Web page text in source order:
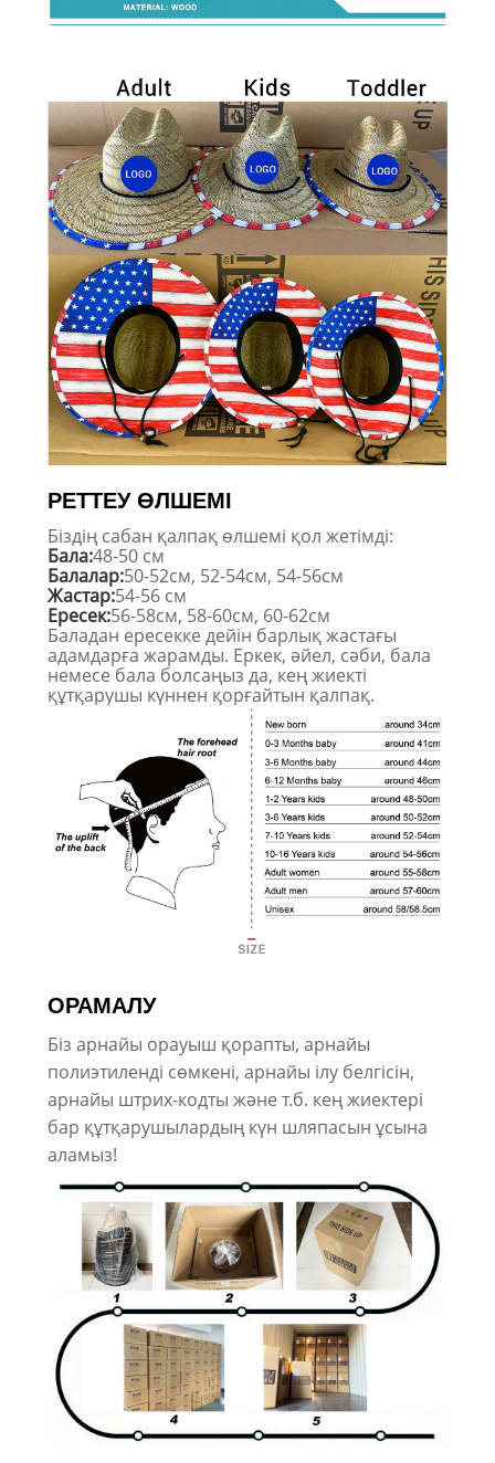
РЕТТЕУ ӨЛШЕМІ
Біздің сабан қалпақ өлшемі қол жетімді:
Бала:48-50 см
Балалар:50-52см, 52-54см, 54-56см
Жастар:54-56 см
Ересек:56-58см, 58-60см, 60-62см
Баладан ересекке дейін барлық жастағы
адамдарға жарамды. Еркек, әйел, сәби, бала
немесе бала болсаңыз да, кең жиекті
құтқарушы күннен қорғайтын қалпақ.
ОРАМАЛУ
Біз арнайы орауыш қорапты, арнайы
полиэтиленді сөмкені, арнайы ілу белгісін,
арнайы штрих-кодты және т.б. кең жиектері
бар құтқарушылардың күн шляпасын ұсына
аламыз!